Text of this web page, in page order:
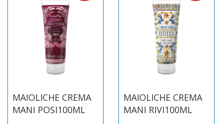
MAIOLICHE CREMA
MANI POSI100ML
MAIOLICHE CREMA
MANI RIVI100ML